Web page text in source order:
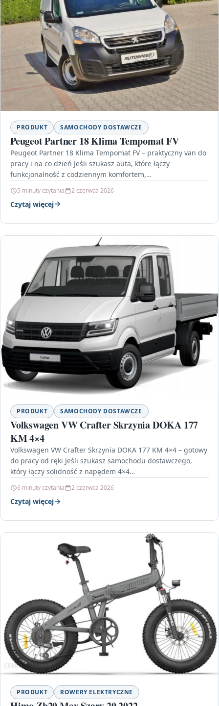
PRODUKT SAMOCHODY DOSTAWCZE
Peugeot Partner 18 Klima Tempomat FV
Peugeot Partner 18 Klima Tempomat FV – praktyczny van do
pracy i na co dzień Jeśli szukasz auta, które łączy
funkcjonalność z codziennym komfortem,…
5 minuty czytania 2 czerwca 2026
Czytaj więcej
PRODUKT SAMOCHODY DOSTAWCZE
Volkswagen VW Crafter Skrzynia DOKA 177
KM 4×4
Volkswagen VW Crafter Skrzynia DOKA 177 KM 4×4 – gotowy
do pracy od ręki Jeśli szukasz samochodu dostawczego,
który łączy solidność z napędem 4×4…
6 minuty czytania 2 czerwca 2026
Czytaj więcej
PRODUKT ROWERY ELEKTRYCZNE